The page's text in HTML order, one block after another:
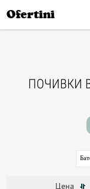
Ofertini
ПОЧИВКИ
Цена